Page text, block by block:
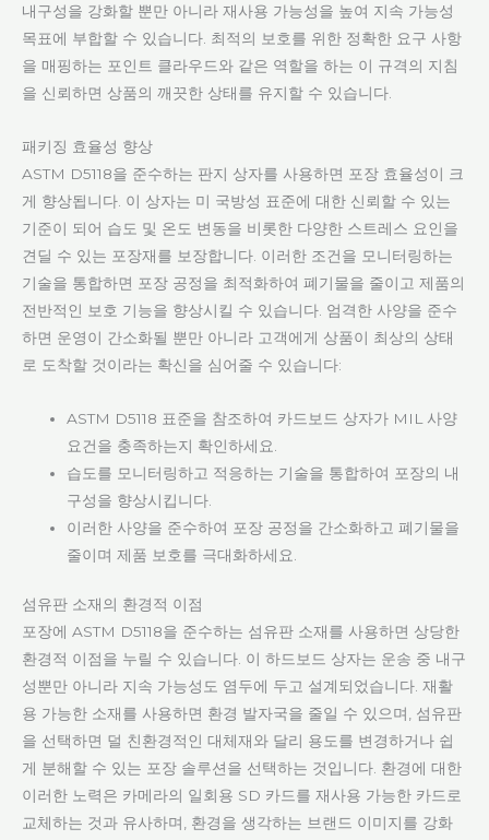
내구성을 강화할 뿐만 아니라 재사용 가능성을 높여 지속 가능성
목표에 부합할 수 있습니다. 최적의 보호를 위한 정확한 요구 사항
을 매핑하는 포인트 클라우드와 같은 역할을 하는 이 규격의 지침
을 신뢰하면 상품의 깨끗한 상태를 유지할 수 있습니다.
패키징 효율성 향상
ASTM D5118을 준수하는 판지 상자를 사용하면 포장 효율성이 크
게 향상됩니다. 이 상자는 미 국방성 표준에 대한 신뢰할 수 있는
기준이 되어 습도 및 온도 변동을 비롯한 다양한 스트레스 요인을
견딜 수 있는 포장재를 보장합니다. 이러한 조건을 모니터링하는
기술을 통합하면 포장 공정을 최적화하여 폐기물을 줄이고 제품의
전반적인 보호 기능을 향상시킬 수 있습니다. 엄격한 사양을 준수
하면 운영이 간소화될 뿐만 아니라 고객에게 상품이 최상의 상태
로 도착할 것이라는 확신을 심어줄 수 있습니다:
ASTM D5118 표준을 참조하여 카드보드 상자가 MIL 사양
요건을 충족하는지 확인하세요.
습도를 모니터링하고 적응하는 기술을 통합하여 포장의 내
구성을 향상시킵니다.
이러한 사양을 준수하여 포장 공정을 간소화하고 폐기물을
줄이며 제품 보호를 극대화하세요.
섬유판 소재의 환경적 이점
포장에 ASTM D5118을 준수하는 섬유판 소재를 사용하면 상당한
환경적 이점을 누릴 수 있습니다. 이 하드보드 상자는 운송 중 내구
성뿐만 아니라 지속 가능성도 염두에 두고 설계되었습니다. 재활
용 가능한 소재를 사용하면 환경 발자국을 줄일 수 있으며, 섬유판
을 선택하면 덜 친환경적인 대체재와 달리 용도를 변경하거나 쉽
게 분해할 수 있는 포장 솔루션을 선택하는 것입니다. 환경에 대한
이러한 노력은 카메라의 일회용 SD 카드를 재사용 가능한 카드로
교체하는 것과 유사하며, 환경을 생각하는 브랜드 이미지를 강화